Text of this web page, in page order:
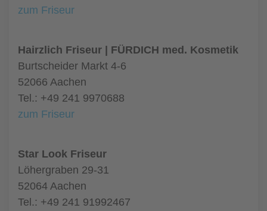
zum Friseur
Hairzlich Friseur | FÜRDICH med. Kosmetik
Burtscheider Markt 4-6
52066 Aachen
Tel.: +49 241 9970688
zum Friseur
Star Look Friseur
Löhergraben 29-31
52064 Aachen
Tel.: +49 241 91992467